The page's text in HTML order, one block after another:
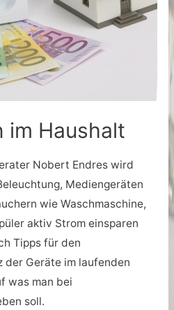
im Haushalt
Nobert Endres wird
Mediengeräten
wie Waschmaschine,
aktiv Strom einsparen
Tipps für den
der Geräte im laufenden
was man bei
soll.